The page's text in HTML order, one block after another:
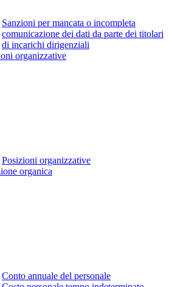
Sanzioni per mancata o incompleta
comunicazione dei dati da parte dei titolari
di incarichi dirigenziali
organizzative
Posizioni organizzative
organica
Conto annuale del personale